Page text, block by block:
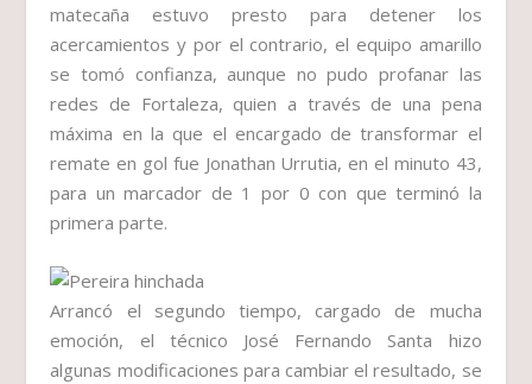
matecaña estuvo presto para detener los
acercamientos y por el contrario, el equipo amarillo
se tomó confianza, aunque no pudo profanar las
redes de Fortaleza, quien a través de una pena
máxima en la que el encargado de transformar el
remate en gol fue Jonathan Urrutia, en el minuto 43,
para un marcador de 1 por 0 con que terminó la
primera parte.
Arrancó el segundo tiempo, cargado de mucha
emoción, el técnico José Fernando Santa hizo
algunas modificaciones para cambiar el resultado, se